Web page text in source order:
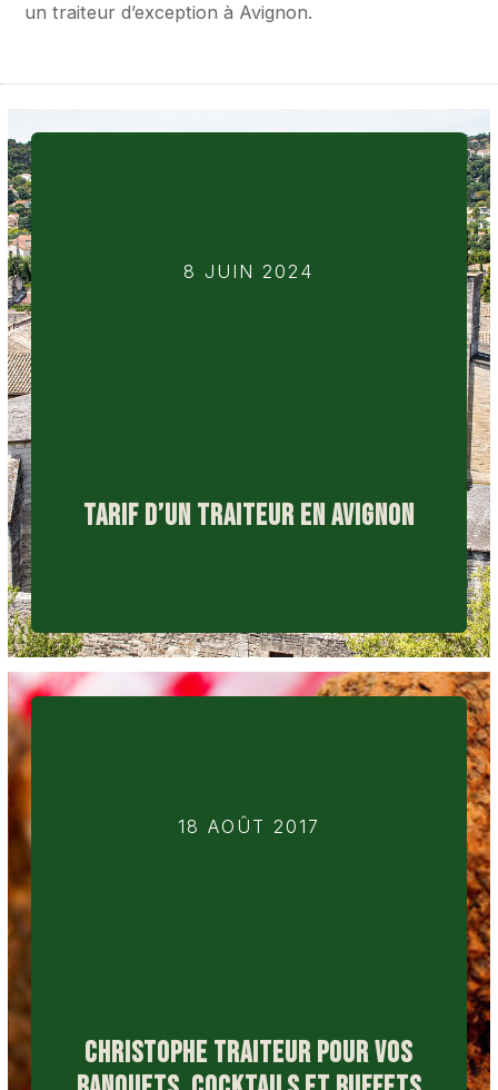
un traiteur d’exception à Avignon.
8 JUIN 2024
TARIF D’UN TRAITEUR EN AVIGNON
18 AOÛT 2017
CHRISTOPHE TRAITEUR POUR VOS